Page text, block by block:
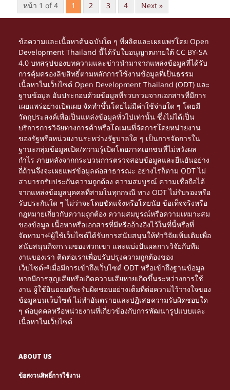
หน้า 1 of 4 1 2 3 4 Next »
ข้อความและเนื้อหาต้นฉบับใด ๆ ที่ผลิตและเผยแพร่โดย Open
Development Thailand นี้ได้รับใบอนุญาตภายใต้CC BY-SA
4.0 บทสรุปของบทความและข่าวนำมาจากแหล่งข้อมูลที่ได้รับ
การคุ้มครองลิขสิทธิ์ตามหลักการใช้งานข้อมูลที่เป็นธรรม
เนื้อหาในเว็บไซต์ Open Development Thailand (ODT) และ
ฐานข้อมูล อันประกอบด้วยข้อมูลที่รวบรวมจากเอกสารที่มีการ
เผยแพร่อย่างเปิดเผย จัดทำขึ้นโดยไม่มีค่าใช้จ่ายใด ๆ โดยมี
วัตถุประสงค์เพื่อเป็นแหล่งข้อมูลทั่วไปเท่านั้น ซึ่งไม่ได้เป็น
บริการการวิจัยทางการค้าหรือโดเมนที่จัดการโดยหน่วยงาน
ของรัฐหรือหน่วยงานระหว่างรัฐบาลใด ๆ เป็นการจัดการใน
ฐานะกลุ่มข้อมูลเปิด/ความรู้เปิดโดยภาคเอกชนที่ไม่หวังผล
กำไร ภายหลังจากกระบวนการตรวจสอบข้อมูลและยืนยันอย่าง
ถี่ถ้วนจึงจะเผยแพร่ข้อมูลต่อสาธารณะ อย่างไรก็ตาม ODT ไม่
สามารถรับประกันความถูกต้อง ความสมบูรณ์ ความเชื่อถือได้
จากแหล่งข้อมูลบุคคลที่สามในทุกกรณี ทาง ODT ไม่รับรองหรือ
รับประกันใด ๆ ไม่ว่าจะโดยชัดแจ้งหรือโดยนัย ข้อเท็จจริงหรือ
กฎหมายเกี่ยวกับความถูกต้อง ความสมบูรณ์หรือความเหมาะสม
ของข้อมูล เนื้อหาหรือเอกสารที่มีหรืออ้างอิงไว้ในที่นี้หรือที่
จัดหามา⏎ผู้ใช้เว็บไซต์ได้รับการสนับสนุนให้ทำวิจัยเพิ่มเติมเพื่อ
สนับสนุนกิจกรรมของพวกเขา และแบ่งปันผลการวิจัยกับทีม
งานของเรา ติดต่อเราเพื่อปรับปรุงความถูกต้องของ
เว็บไซต์⏎เมื่อมีการเข้าถึงเว็บไซต์ ODT หรือเข้าถึงฐานข้อมูล
หากมีการสูญเสียหรือเกิดความเสียหายเกิดขึ้นระหว่างการใช้
งาน ผู้ใช้ยินยอมที่จะรับผิดชอบอย่างเต็มที่ต่อความไว้วางใจของ
ข้อมูลบนเว็บไซต์ ไม่ทำอันตรายและปฏิเสธความรับผิดชอบใด
ๆ ต่อบุคคลหรือหน่วยงานที่เกี่ยวข้องกับการพัฒนารูปแบบและ
เนื้อหาในเว็บไซต์
ABOUT US
ข้อสงวนสิทธิ์การใช้งาน